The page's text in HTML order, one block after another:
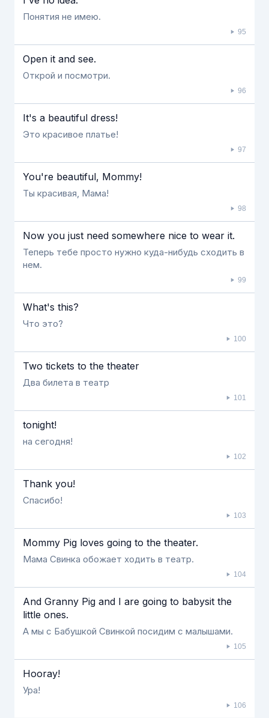
Понятия не имею.
95
Open it and see.
Открой и посмотри.
96
It's a beautiful dress!
Это красивое платье!
97
You're beautiful, Mommy!
Ты красивая, Мама!
98
Now you just need somewhere nice to wear it.
Теперь тебе просто нужно куда-нибудь сходить в
нем.
99
What's this?
Что это?
100
Two tickets to the theater
Два билета в театр
101
tonight!
на сегодня!
102
Thank you!
Спасибо!
103
Mommy Pig loves going to the theater.
Мама Свинка обожает ходить в театр.
104
And Granny Pig and I are going to babysit the
little ones.
А мы с Бабушкой Свинкой посидим с малышами.
105
Hooray!
Ура!
106